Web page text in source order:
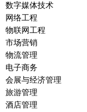
数字媒体技术
网络工程
物联网工程
市场营销
物流管理
电子商务
会展与经济管理
旅游管理
酒店管理